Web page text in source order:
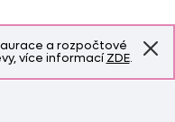
a rozpočtové
více informacíZDE.